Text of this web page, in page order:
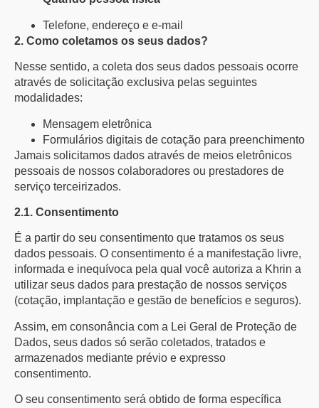
Telefone, endereço e e-mail
2. Como coletamos os seus dados?
Nesse sentido, a coleta dos seus dados pessoais ocorre
através de solicitação exclusiva pelas seguintes
modalidades:
Mensagem eletrônica
Formulários digitais de cotação para preenchimento
Jamais solicitamos dados através de meios eletrônicos
pessoais de nossos colaboradores ou prestadores de
serviço terceirizados.
2.1. Consentimento
É a partir do seu consentimento que tratamos os seus
dados pessoais. O consentimento é a manifestação livre,
informada e inequívoca pela qual você autoriza a Khrin a
utilizar seus dados para prestação de nossos serviços
(cotação, implantação e gestão de benefícios e seguros).
Assim, em consonância com a Lei Geral de Proteção de
Dados, seus dados só serão coletados, tratados e
armazenados mediante prévio e expresso
consentimento.
O seu consentimento será obtido de forma específica